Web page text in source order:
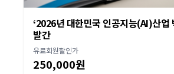
‘2026년 대한민국 인공지능(AI)산업
발간
유료회원할인가
250,000원